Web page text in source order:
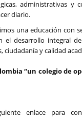
administrativas y
diario.
una educación con
el desarrollo integral
ciudadanía y calidad
“un colegio de
enlace para